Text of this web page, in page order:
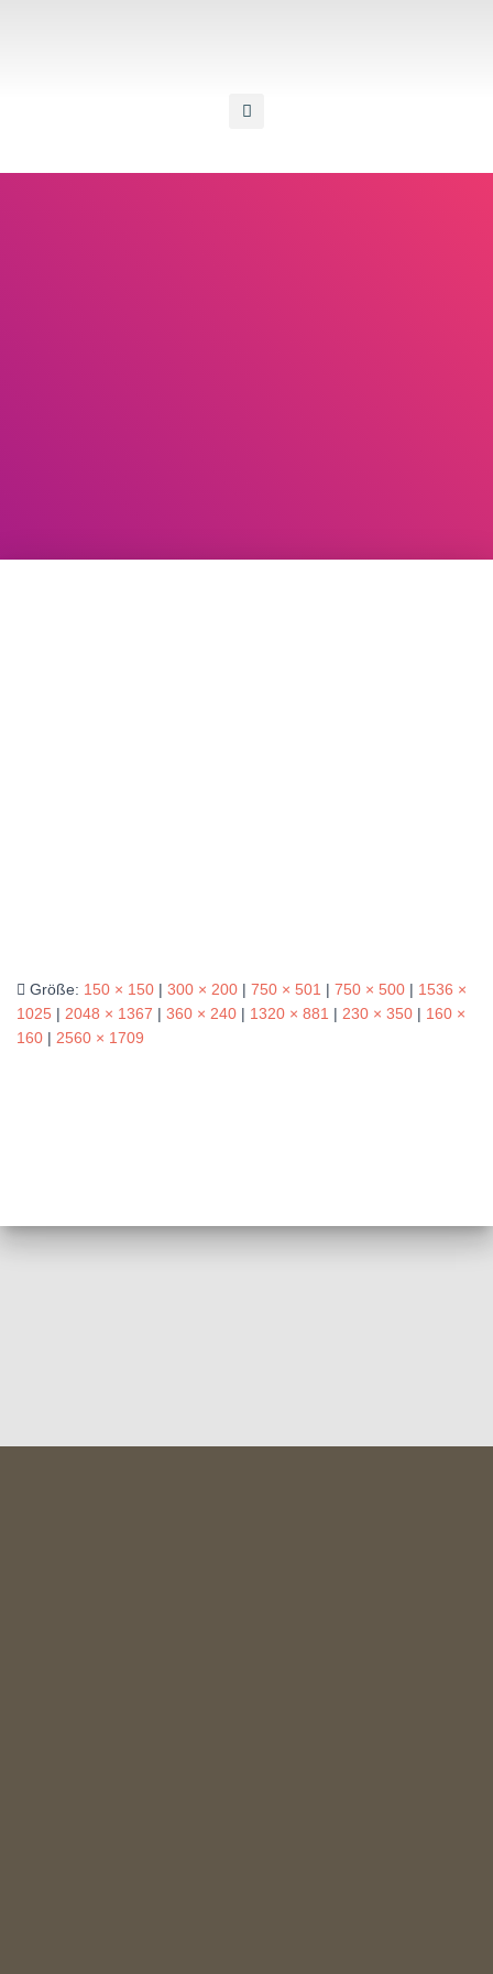
Größe: 150 × 150 | 300 × 200 | 750 × 501 | 750 × 500 | 1536 ×
1025 | 2048 × 1367 | 360 × 240 | 1320 × 881 | 230 × 350 | 160 ×
160 | 2560 × 1709